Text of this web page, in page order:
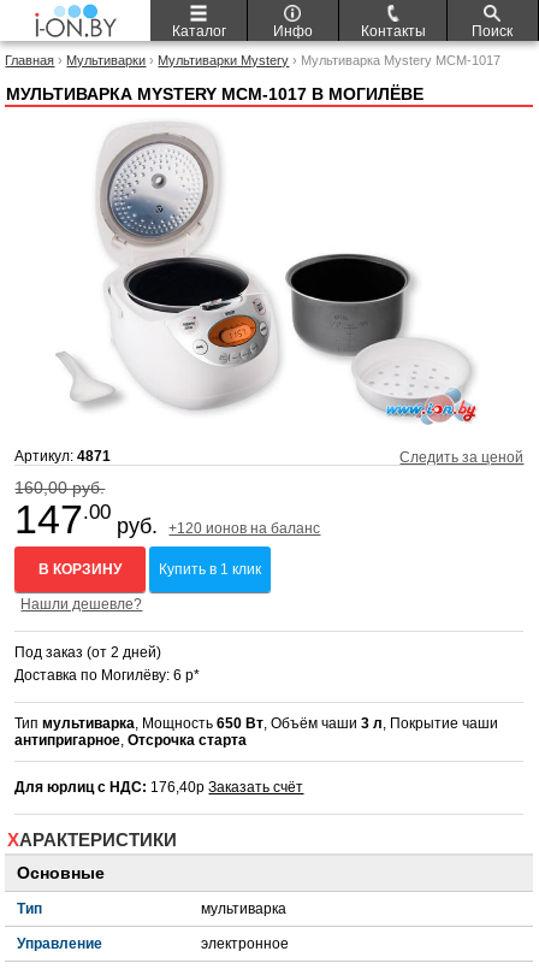
Каталог Инфо Контакты Поиск
Главная › Мультиварки › Мультиварки Mystery › Мультиварка Mystery MCM-1017
МУЛЬТИВАРКА MYSTERY MCM-1017 В МОГИЛЁВЕ
Артикул:4871 Следить за ценой
160,00 руб.
147.00
руб. +120 ионов на баланс
В КОРЗИНУ Купить в 1 клик
Нашли дешевле?
Под заказ (от 2 дней)
Доставка по Могилёву: 6 р*
Типмультиварка, Мощность650 Вт, Объём чаши3 л, Покрытие чаши
антипригарное,Отсрочка старта
Для юрлиц с НДС: 176,40рЗаказать счёт
ХАРАКТЕРИСТИКИ
Основные
Тип мультиварка
Управление электронное